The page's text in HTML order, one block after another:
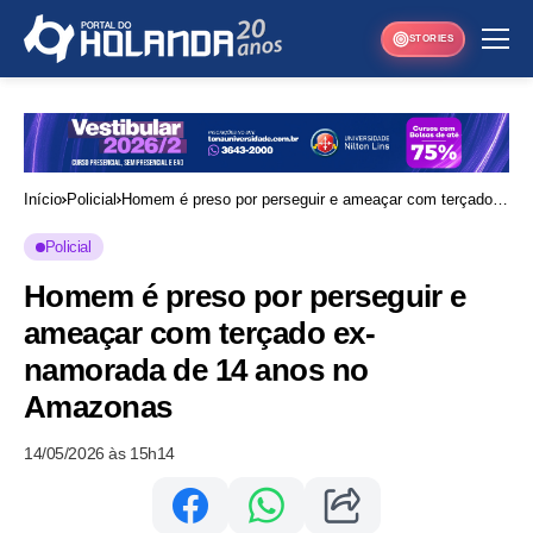
STORIES
Início Policial Homem é preso por perseguir e ameaçar com terçado
Policial
Homem é preso por perseguir e
ameaçar com terçado ex-
namorada de 14 anos no
Amazonas
14/05/2026 às 15h14